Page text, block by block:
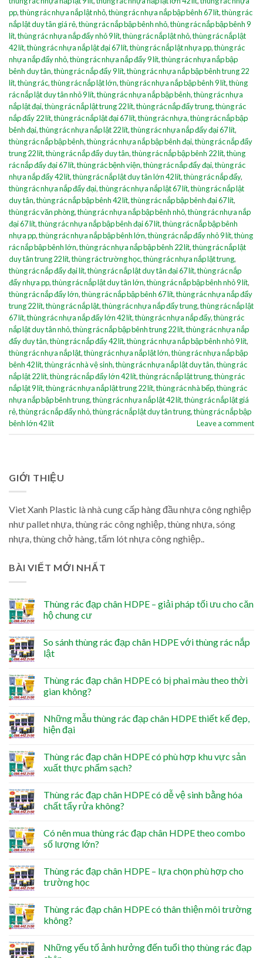
pp,thùng rác nhựa nắp lật nhỏ,thùng rác nhựa nắp bập bênh 67 lít,thùng rác
nắp lật duy tân giá rẻ,thùng rác nắp bập bênh nhỏ,thùng rác nắp bập bênh 9
lít,thùng rác nhựa nắp đẩy nhỏ 9 lít,thùng rác nắp lật nhỏ,thùng rác nắp lật
42 lít,thùng rác nhựa nắp lật đại 67 lít,thùng rác nắp lật nhựa pp,thùng rác
nhựa nắp đẩy nhỏ,thùng rác nhựa nắp đẩy 9 lít,thùng rác nhựa nắp bập
bênh duy tân,thùng rác nắp đẩy 9 lít,thùng rác nhựa nắp bập bênh trung 22
lít,thùng rác,thùng rác nắp lật lớn,thùng rác nhựa nắp bập bênh 9 lít,thùng
rác nắp lật duy tân nhỏ 9 lít,thùng rác nhựa nắp bập bênh,thùng rác nhựa
nắp lật đại,thùng rác nắp lật trung 22 lít,thùng rác nắp đẩy trung,thùng rác
nắp đẩy 22 lít,thùng rác nắp lật đại 67 lít,thùng rác nhựa,thùng rác nắp bập
bênh đại,thùng rác nhựa nắp lật 22 lít,thùng rác nhựa nắp đẩy đại 67 lít,
thùng rác nắp bập bênh,thùng rác nhựa nắp bập bênh đại,thùng rác nắp đẩy
trung 22 lít,thùng rác nắp đẩy duy tân,thùng rác nắp bập bênh 22 lít,thùng
rác nắp đẩy đại 67 lít,thùng rác bệnh viện,thùng rác nắp đẩy đại,thùng rác
nhựa nắp đẩy 42 lít,thùng rác nắp lật duy tân lớn 42 lít,thùng rác nắp đẩy,
thùng rác nhựa nắp đẩy đại,thùng rác nhựa nắp lật 67 lít,thùng rác nắp lật
duy tân,thùng rác nắp bập bênh 42 lít,thùng rác nắp bập bênh đại 67 lít,
thùng rác văn phòng,thùng rác nhựa nắp bập bênh nhỏ,thùng rác nhựa nắp
đại 67 lít,thùng rác nhựa nắp bập bênh đại 67 lít,thùng rác nắp bập bênh
nhựa pp,thùng rác nhựa nắp bập bênh lớn,thùng rác nắp đẩy nhỏ 9 lít,thùng
rác nắp bập bênh lớn,thùng rác nhựa nắp bập bênh 22 lít,thùng rác nắp lật
duy tân trung 22 lít,thùng rác trường học,thùng rác nhựa nắp lật trung,
thùng rác nắp đẩy đại lít,thùng rác nắp lật duy tân đại 67 lít,thùng rác nắp
đẩy nhựa pp,thùng rác nắp lật duy tân lớn,thùng rác nắp bập bênh nhỏ 9 lít,
thùng rác nắp đẩy lớn,thùng rác nắp bập bênh 67 lít,thùng rác nhựa nắp đẩy
trung 22 lít,thùng rác nắp lật,thùng rác nhựa nắp đẩy trung,thùng rác nắp lật
67 lít,thùng rác nhựa nắp đẩy lớn 42 lít,thùng rác nhựa nắp đẩy,thùng rác
nắp lật duy tân nhỏ,thùng rác nắp bập bênh trung 22 lít,thùng rác nhựa nắp
đẩy duy tân,thùng rác nắp đẩy 42 lít,thùng rác nhựa nắp bập bênh nhỏ 9 lít,
thùng rác nhựa nắp lật,thùng rác nhựa nắp lật lớn,thùng rác nhựa nắp bập
bênh 42 lít,thùng rác nhà vệ sinh,thùng rác nhựa nắp lật duy tân,thùng rác
nắp lật 22 lít,thùng rác nắp đẩy lớn 42 lít,thùng rác nắp lật trung,thùng rác
nắp lật 9 lít,thùng rác nhựa nắp lật trung 22 lít,thùng rác nhà bếp,thùng rác
nhựa nắp bập bênh trung,thùng rác nhựa nắp lật 42 lít,thùng rác nắp lật giá
rẻ,thùng rác nắp đẩy nhỏ,thùng rác nắp lật duy tân trung,thùng rác nắp bập
bênh lớn 42 lít
Leave a comment
GIỚI THIỆU
Viet Xanh Plastic là nhà cung cấp hàng đầu nhựa công nghiệp
như pallet nhựa, thùng rác công nghiệp, thùng nhựa, sóng
nhựa, thùng chở hàng, tấm lót nhựa công nghiệp..
BÀI VIẾT MỚI NHẤT
Thùng rác đạp chân HDPE – giải pháp tối ưu cho căn
hộ chung cư
So sánh thùng rác đạp chân HDPE với thùng rác nắp
lật
Thùng rác đạp chân HDPE có bị phai màu theo thời
gian không?
Những mẫu thùng rác đạp chân HDPE thiết kế đẹp,
hiện đại
Thùng rác đạp chân HDPE có phù hợp khu vực sản
xuất thực phẩm sạch?
Thùng rác đạp chân HDPE có dễ vệ sinh bằng hóa
chất tẩy rửa không?
Có nên mua thùng rác đạp chân HDPE theo combo
số lượng lớn?
Thùng rác đạp chân HDPE – lựa chọn phù hợp cho
trường học
Thùng rác đạp chân HDPE có thân thiện môi trường
không?
Những yếu tố ảnh hưởng đến tuổi thọ thùng rác đạp